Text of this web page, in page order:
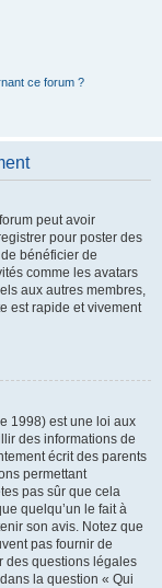
ce forum ?
peut avoir
pour poster des
bénéficier de
comme les avatars
aux autres membres,
est rapide et vivement
1998) est une loi aux
des informations de
écrit des parents
permettant
pas sûr que cela
quelqu’un le fait à
son avis. Notez que
pas fournir de
des questions légales
la question « Qui